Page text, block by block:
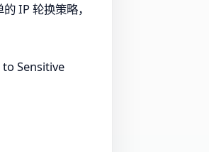
IP 轮换策略，
to Sensitive